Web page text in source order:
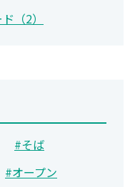
（2）
#そば
#オープン